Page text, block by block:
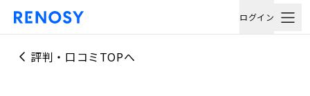
ログイン
評判・口コミTOPへ